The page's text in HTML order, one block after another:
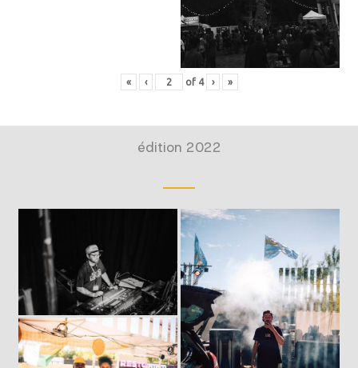
« ‹ of 4 › »
édition 2022